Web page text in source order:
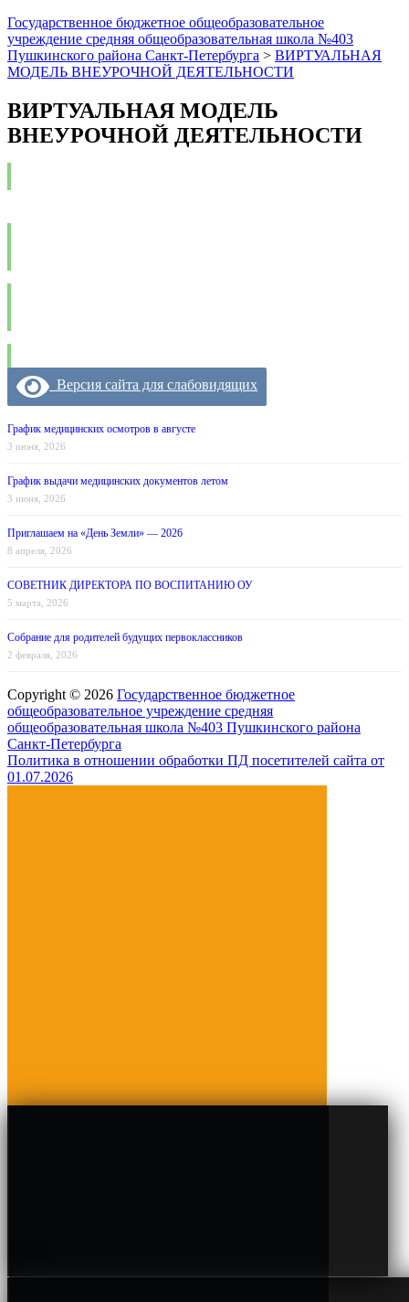
Государственное бюджетное общеобразовательное
учреждение средняя общеобразовательная школа №403
Пушкинского района Санкт-Петербурга > ВИРТУАЛЬНАЯ
МОДЕЛЬ ВНЕУРОЧНОЙ ДЕЯТЕЛЬНОСТИ
ВИРТУАЛЬНАЯ МОДЕЛЬ
ВНЕУРОЧНОЙ ДЕЯТЕЛЬНОСТИ
Версия сайта для слабовидящих
График медицинских осмотров в августе
3 июня, 2026
График выдачи медицинских документов летом
3 июня, 2026
Приглашаем на «День Земли» — 2026
8 апреля, 2026
СОВЕТНИК ДИРЕКТОРА ПО ВОСПИТАНИЮ ОУ
5 марта, 2026
Собрание для родителей будущих первоклассников
2 февраля, 2026
Copyright © 2026 Государственное бюджетное
общеобразовательное учреждение средняя
общеобразовательная школа №403 Пушкинского района
Санкт-Петербурга
Политика в отношении обработки ПД посетителей сайта от
01.07.2026